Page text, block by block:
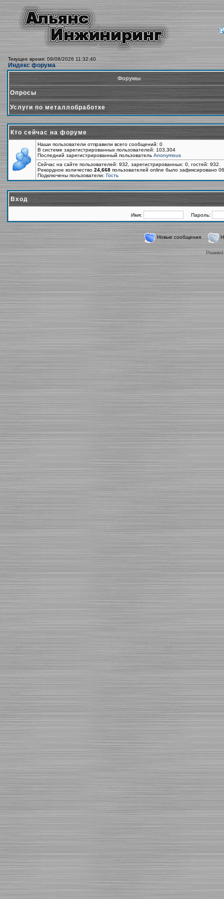
Текущее время: 09/08/2026 11:32:40
Индекс форума
Форумы
Опросы
Услуги по металлобработке
Кто сейчас на форуме
Наши пользователи отправили всего сообщений: 0
В системе зарегистрированных пользователей: 103,304
Последний зарегистрированный пользователь Anonymous
Сейчас на сайте пользователей: 932, зарегистрированных: 0, гостей:
Рекордное количество 24,668 пользователей online было зафиксировано
Подключены пользователи: Гость
Вход
Имя: Пароль:
Новые сообщения